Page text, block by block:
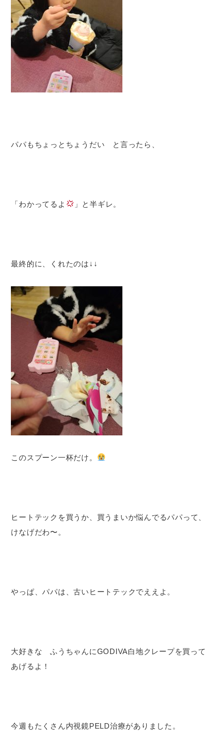
パパもちょっとちょうだい と言ったら、
「わかってるよ 」と半ギレ。
最終的に、くれたのは↓↓
このスプーン一杯だけ。
ヒートテックを買うか、買うまいか悩んでるパパって、
けなげだわ〜。
やっぱ、パパは、古いヒートテックでええよ。
大好きな ふうちゃんにGODIVA白地クレープを買って
あげるよ！
今週もたくさん内視鏡PELD治療がありました。